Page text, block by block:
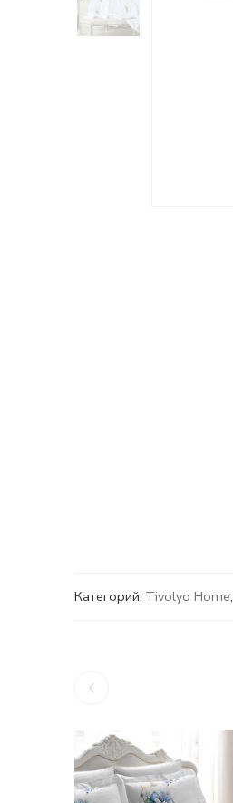
Категорий: Tivolyo Home,